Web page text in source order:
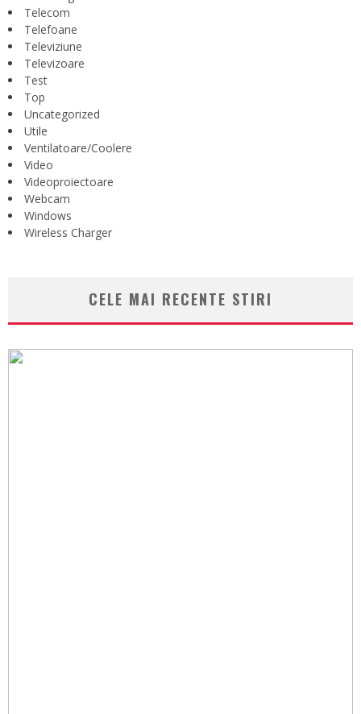
Telecom
Telefoane
Televiziune
Televizoare
Test
Top
Uncategorized
Utile
Ventilatoare/Coolere
Video
Videoproiectoare
Webcam
Windows
Wireless Charger
CELE MAI RECENTE STIRI